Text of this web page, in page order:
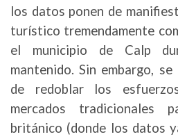
los datos ponen de
turístico tremendamente
el municipio de Calp
mantenido. Sin embargo,
de redoblar los
mercados tradicionales
británico (donde los datos